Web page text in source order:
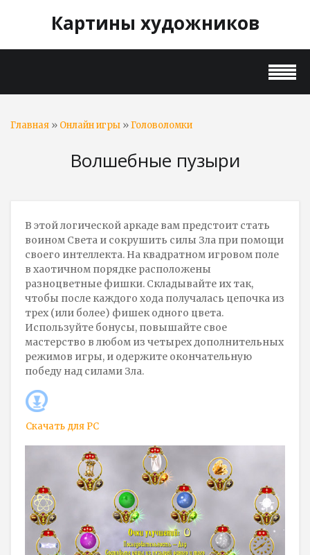
Картины художников
Главная » Онлайн игры »Головоломки
Волшебные пузыри
В этой логической аркаде вам предстоит стать
воином Света и сокрушить силы Зла при помощи
своего интеллекта. На квадратном игровом поле
в хаотичном порядке расположены
разноцветные фишки. Складывайте их так,
чтобы после каждого хода получалась цепочка из
трех (или более) фишек одного цвета.
Используйте бонусы, повышайте свое
мастерство в любом из четырех дополнительных
режимов игры, и одержите окончательную
победу над силами Зла.
Скачать для PC